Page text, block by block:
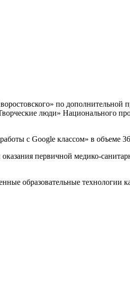
по дополнительной
люди» Национального
с Google классом» в объеме 36
первичной медико-
образовательные технологии